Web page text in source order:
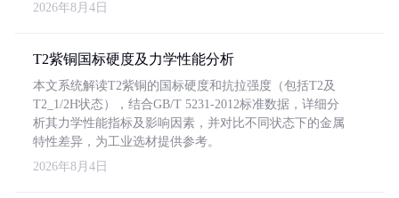
2026年8月4日
T2紫铜国标硬度及力学性能分析
本文系统解读T2紫铜的国标硬度和抗拉强度（包括T2及
T2_1/2H状态），结合GB/T 5231-2012标准数据，详细分
析其力学性能指标及影响因素，并对比不同状态下的金属
特性差异，为工业选材提供参考。
2026年8月4日